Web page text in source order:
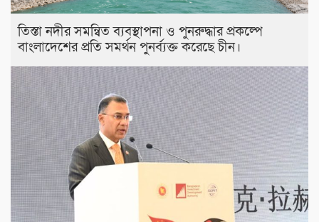
তিস্তা নদীর সমন্বিত ব্যবস্থাপনা ও পুনরুদ্ধার প্রকল্পে
বাংলাদেশের প্রতি সমর্থন পুনর্ব্যক্ত করেছে চীন।